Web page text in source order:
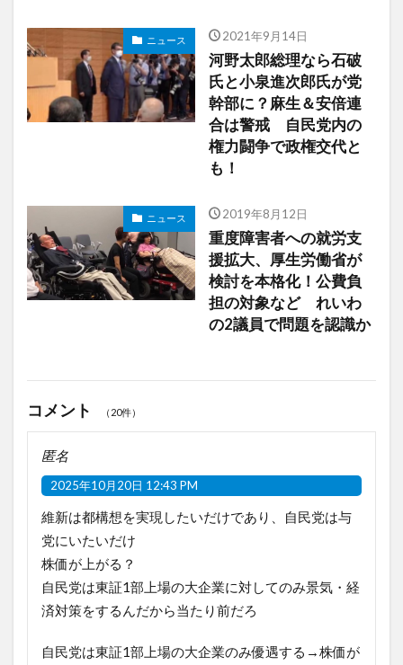
ニュース 2021年9月14日
河野太郎総理なら石破
氏と小泉進次郎氏が党
幹部に？麻生＆安倍連
合は警戒 自民党内の
権力闘争で政権交代と
も！
ニュース 2019年8月12日
重度障害者への就労支
援拡大、厚生労働省が
検討を本格化！公費負
担の対象など れいわ
の2議員で問題を認識か
コメント （20件）
匿名
2025年10月20日 12:43 PM
維新は都構想を実現したいだけであり、自民党は与
党にいたいだけ
株価が上がる？
自民党は東証1部上場の大企業に対してのみ景気・経
済対策をするんだから当たり前だろ
自民党は東証1部上場の大企業のみ優遇する→株価が